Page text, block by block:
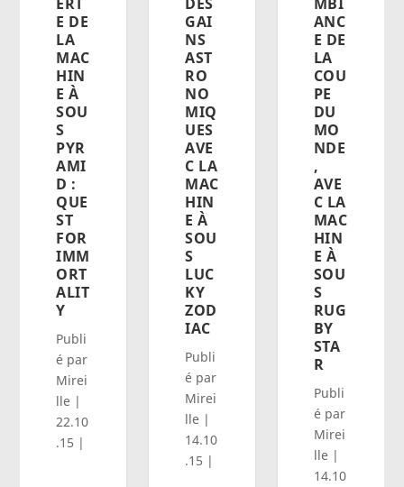
E DE
LA
MAC
HIN
E À
SOU
S
PYR
AMI
D :
QUE
ST
FOR
IMM
ORT
ALIT
Y
Publi
é par
Mirei
lle |
22.10
.15 |
GAI
NS
AST
RO
NO
MIQ
UES
AVE
C LA
MAC
HIN
E À
SOU
S
LUC
KY
ZOD
IAC
Publi
é par
Mirei
lle |
14.10
.15 |
ANC
E DE
LA
COU
PE
DU
MO
NDE
,
AVE
C LA
MAC
HIN
E À
SOU
S
RUG
BY
STA
R
Publi
é par
Mirei
lle|
14.10